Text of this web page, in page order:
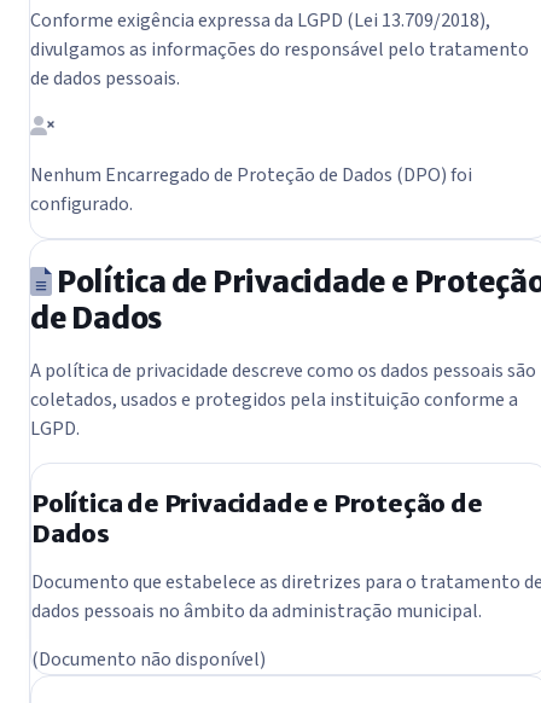
Conforme exigência expressa da LGPD (Lei 13.709/2018),
divulgamos as informações do responsável pelo tratamento
de dados pessoais.
Nenhum Encarregado de Proteção de Dados (DPO) foi
configurado.
Política de Privacidade e
de Dados
A política de privacidade descreve como os dados pessoais são
coletados, usados e protegidos pela instituição conforme a
LGPD.
Política de Privacidade e Proteção de
Dados
Documento que estabelece as diretrizes para o tratamento
dados pessoais no âmbito da administração municipal.
(Documento não disponível)